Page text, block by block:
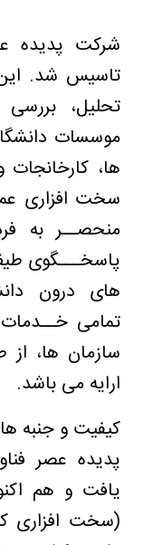
تاسیس شد.
تحلیل،
موسسات
­ها،
سخت افزاری
منحصــر به
های درون
تمامی
سازمان­ ها،
ارایه می­ باشد.
کیفیت و جنبه­
پدیده عصر
یافت و هم